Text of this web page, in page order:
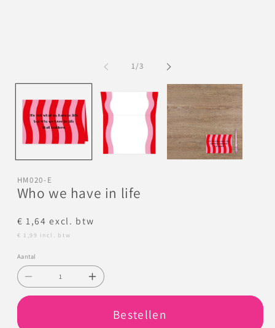
modaal
1/van
3
SKU:
HM020-E
Who we have in life
Normale
prijs
€ 1,64 excl. btw
€ 1,99 incl. btw
Aantal
Aantal
verlagen
Aantal
verhogen
voorBestellen